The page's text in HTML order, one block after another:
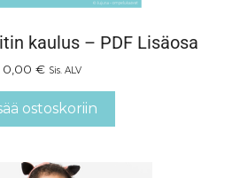
kaulus – PDF Lisäosa
0,00 € Sis. ALV
ostoskoriin